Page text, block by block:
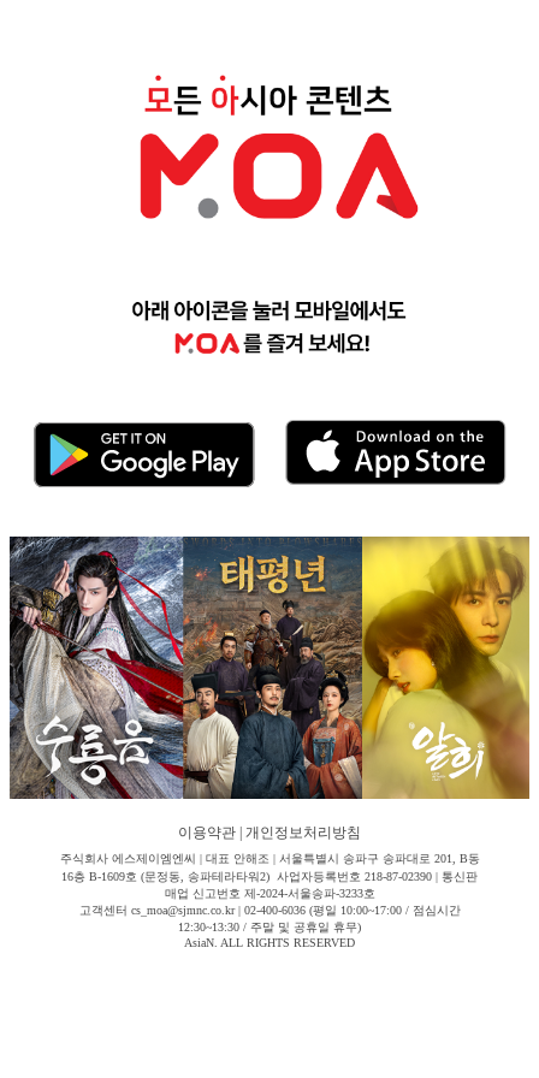
이용약관 개인정보처리방침
주식회사 에스제이엠엔씨 | 대표 안해조 | 서울특별시 송파구 송파대로 201, B동
16층 B-1609호 (문정동, 송파테라타워2) 사업자등록번호 218-87-02390 | 통신판
매업 신고번호 제-2024-서울송파-3233호
고객센터 cs_moa@sjmnc.co.kr | 02-400-6036 (평일 10:00~17:00 / 점심시간
12:30~13:30 / 주말 및 공휴일 휴무)
AsiaN. ALL RIGHTS RESERVED